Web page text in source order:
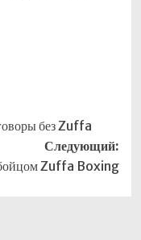
без Zuffa
Следующий:
Zuffa Boxing